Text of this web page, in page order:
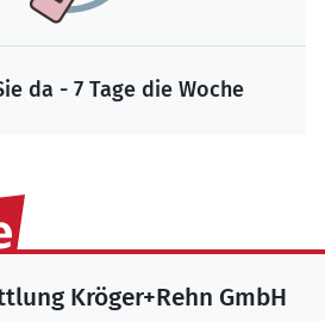
da - 7 Tage die Woche
Kröger+Rehn GmbH